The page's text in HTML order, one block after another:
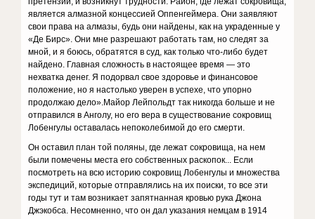
является алмазной концессией Оппенгеймера. Они заявляют
свои права на алмазы, будь они найдены, как на украденные у
«Де Бирс». Они мне разрешают работать там, но следят за
мной, и я боюсь, обратятся в суд, как только что-либо будет
найдено. Главная сложность в настоящее время — это
нехватка денег. Я подорвал свое здоровье и финансовое
положе­ние, но я настолько уверен в успехе, что упорно
продолжаю дело».Майор Лейпольдт так никогда больше и не
отпра­вился в Анголу, но его вера в существование сокровищ
Лобенгулы оставалась непоколебимой до его смерти.
Он оставил план той поляны, где лежат сокровища, на нем
были помечены места его собственных раскопок... Если
посмотреть на всю историю сокровищ Лобенгулы и множества
экспедиций, которые отправлялись на их поиски, то все эти
годы тут и там возникает запятнанная кровью рука Джона
Джэкобса. Несомненно, что он дал указания немцам в 1914